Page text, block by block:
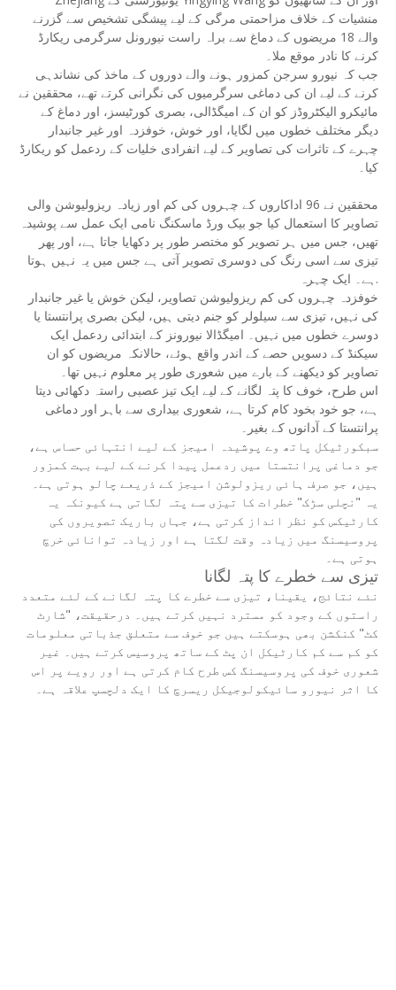
منشیات کے خلاف مزاحمتی مرگی کے لیے پیشگی تشخیص سے گزرنے
والے 18 مریضوں کے دماغ سے براہ راست نیورونل سرگرمی ریکارڈ
کرنے کا نادر موقع ملا۔
جب کہ نیورو سرجن کمزور ہونے والے دوروں کے ماخذ کی نشاندہی
کرنے کے لیے ان کی دماغی سرگرمیوں کی نگرانی کرتے تھے، محققین نے
مائیکرو الیکٹروڈز کو ان کے امیگڈالی، بصری کورٹیسز، اور دماغ کے
دیگر مختلف خطوں میں لگایا، اور خوش، خوفزدہ اور غیر جانبدار
چہرے کے تاثرات کی تصاویر کے لیے انفرادی خلیات کے ردعمل کو ریکارڈ
کیا۔
محققین نے 96 اداکاروں کے چہروں کی کم اور زیادہ ریزولیوشن والی
تصاویر کا استعمال کیا جو بیک ورڈ ماسکنگ نامی ایک عمل سے پوشیدہ
تھیں، جس میں ہر تصویر کو مختصر طور پر دکھایا جاتا ہے، اور پھر
تیزی سے اسی رنگ کی دوسری تصویر آتی ہے جس میں یہ نہیں ہوتا
ہے۔ ایک چہرہ.
خوفزدہ چہروں کی کم ریزولیوشن تصاویر، لیکن خوش یا غیر جانبدار
کی نہیں، تیزی سے سیلولر کو جنم دیتی ہیں، لیکن بصری پرانتستا یا
دوسرے خطوں میں نہیں۔ امیگڈالا نیورونز کے ابتدائی ردعمل ایک
سیکنڈ کے دسویں حصے کے اندر واقع ہوئے، حالانکہ مریضوں کو ان
تصاویر کو دیکھنے کے بارے میں شعوری طور پر معلوم نہیں تھا۔
اس طرح، خوف کا پتہ لگانے کے لیے ایک تیز عصبی راستہ دکھائی دیتا
ہے، جو خود بخود کام کرتا ہے، شعوری بیداری سے باہر اور دماغی
پرانتستا کے آدانوں کے بغیر۔
سبکورٹیکل پاتھ وے پوشیدہ امیجز کے لیے انتہائی حساس ہے،
جو دماغی پرانتستا میں ردعمل پیدا کرنے کے لیے بہت کمزور
ہیں، جو صرف ہائی ریزولوشن امیجز کے ذریعے چالو ہوتی ہے۔
یہ "نچلی سڑک" خطرات کا تیزی سے پتہ لگاتی ہے کیونکہ یہ
کارٹیکس کو نظر انداز کرتی ہے، جہاں باریک تصویروں کی
پروسیسنگ میں زیادہ وقت لگتا ہے اور زیادہ توانائی خرچ
ہوتی ہے۔
تیزی سے خطرے کا پتہ لگانا
نئے نتائج، یقینا، تیزی سے خطرے کا پتہ لگانے کے لئے متعدد
راستوں کے وجود کو مسترد نہیں کرتے ہیں۔ درحقیقت، "شارٹ
کٹ" کنکشن بھی ہوسکتے ہیں جو خوف سے متعلق جذباتی معلومات
کو کم سے کم کارٹیکل ان پٹ کے ساتھ پروسیس کرتے ہیں۔ غیر
شعوری خوف کی پروسیسنگ کس طرح کام کرتی ہے اور رویے پر اس
کا اثر نیورو سائیکولوجیکل ریسرچ کا ایک دلچسپ علاقہ ہے۔